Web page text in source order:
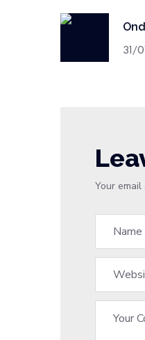
31/
Your